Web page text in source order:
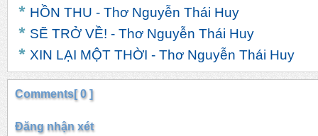
HỒN THU - Thơ Nguyễn Thái Huy
SẼ TRỞ VỀ! - Thơ Nguyễn Thái Huy
XIN LẠI MỘT THỜI - Thơ Nguyễn Thái Huy
Comments[ 0 ]
Đăng nhận xét